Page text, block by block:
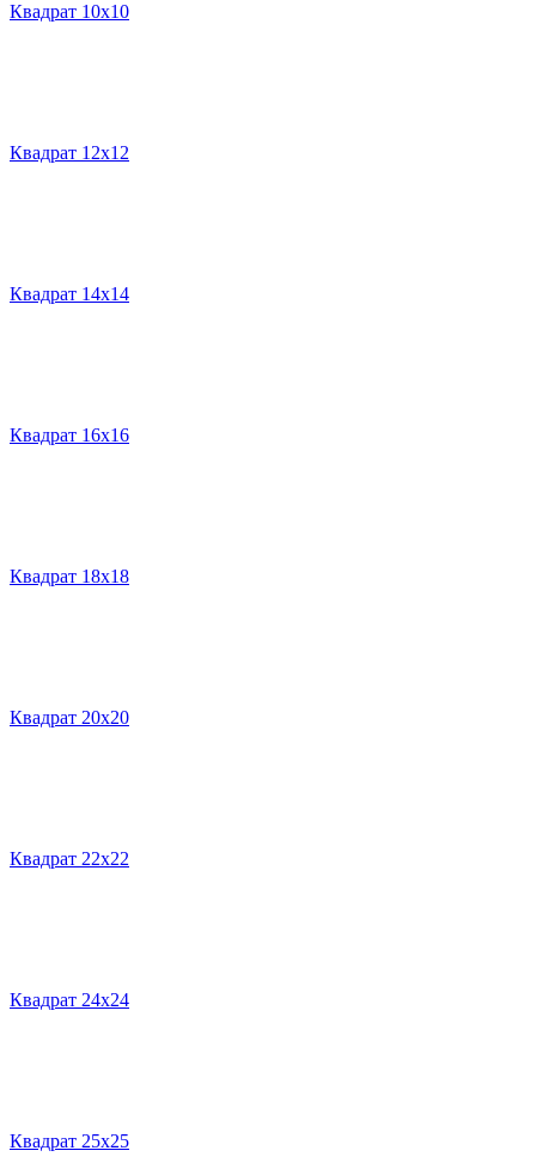
Квадрат 10х10
Квадрат 12х12
Квадрат 14х14
Квадрат 16х16
Квадрат 18х18
Квадрат 20х20
Квадрат 22х22
Квадрат 24х24
Квадрат 25х25